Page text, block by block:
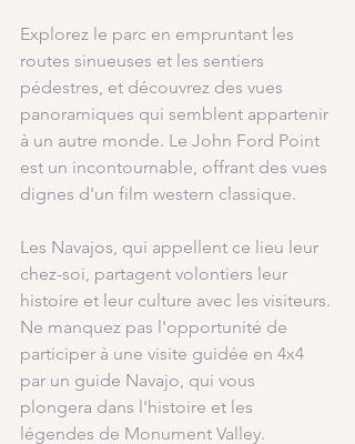
Explorez le parc en empruntant les
routes sinueuses et les sentiers
pédestres, et découvrez des vues
panoramiques qui semblent appartenir
à un autre monde. Le John Ford Point
est un incontournable, offrant des vues
dignes d'un film western classique.
Les Navajos, qui appellent ce lieu leur
chez-soi, partagent volontiers leur
histoire et leur culture avec les visiteurs.
Ne manquez pas l'opportunité de
participer à une visite guidée en 4x4
par un guide Navajo, qui vous
plongera dans l'histoire et les
légendes de Monument Valley.